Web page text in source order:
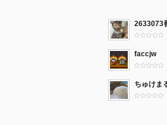
2633073
faccjw
ちゅけま